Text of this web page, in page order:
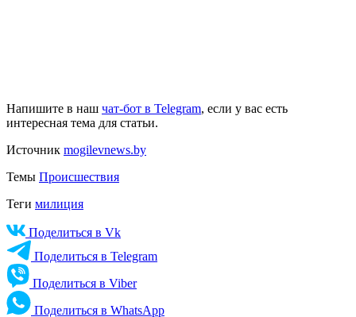
Напишите в наш чат-бот в Telegram, если у вас есть
интересная тема для статьи.
Источник mogilevnews.by
Темы Происшествия
Теги милиция
Поделиться в Vk
Поделиться в Telegram
Поделиться в Viber
Поделиться в WhatsApp